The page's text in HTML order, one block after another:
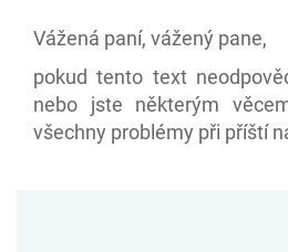
Vážená paní, vážený pane,
pokud tento text
nebo jste některým
všechny problémy při příští